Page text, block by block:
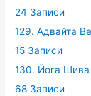
24 Записи
129. Адвайта
15 Записи
130. Йога
68 Записи